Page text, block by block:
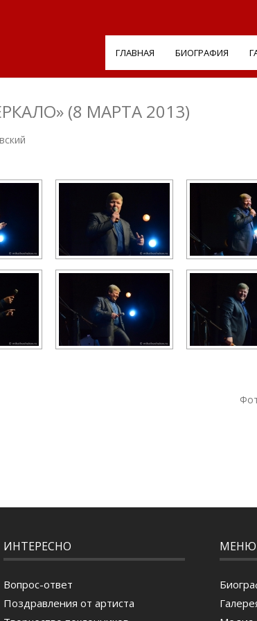
ГЛАВНАЯ БИОГРАФИЯ
(8 МАРТА 2013)
ИНТЕРЕСНО
Вопрос-ответ
Поздравления от артиста
МЕНЮ